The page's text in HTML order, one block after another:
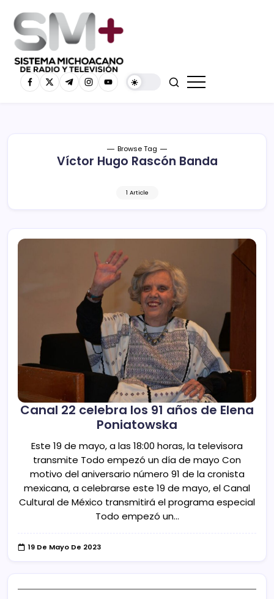
Browse Tag
Víctor Hugo Rascón Banda
1 Article
Canal 22 celebra los 91 años de Elena
Poniatowska
Este 19 de mayo, a las 18:00 horas, la televisora
transmite Todo empezó un día de mayo Con
motivo del aniversario número 91 de la cronista
mexicana, a celebrarse este 19 de mayo, el Canal
Cultural de México transmitirá el programa especial
Todo empezó un…
19 De Mayo De 2023